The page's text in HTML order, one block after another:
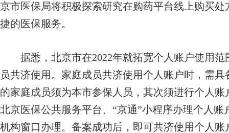
京市医保局将积极探索研究在购药平台线上购买
捷的医保服务。
据悉，北京市在2022年就拓宽个人账户使用范
员共济使用。家庭成员共济使用个人账户时，需
的家庭成员须为本市参保人员，其次须进行个人
北京医保公共服务平台、“京通”小程序办理个人
机构窗口办理。备案成功后，即可共济使用个人账